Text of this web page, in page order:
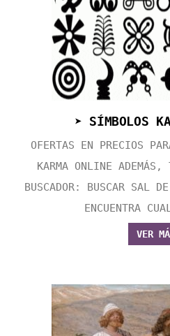
➤ SÍMBOLOS
OFERTAS EN PRECIOS
KARMA ONLINE
BUSCADOR: BUSCAR SAL
ENCUENTRA
VER